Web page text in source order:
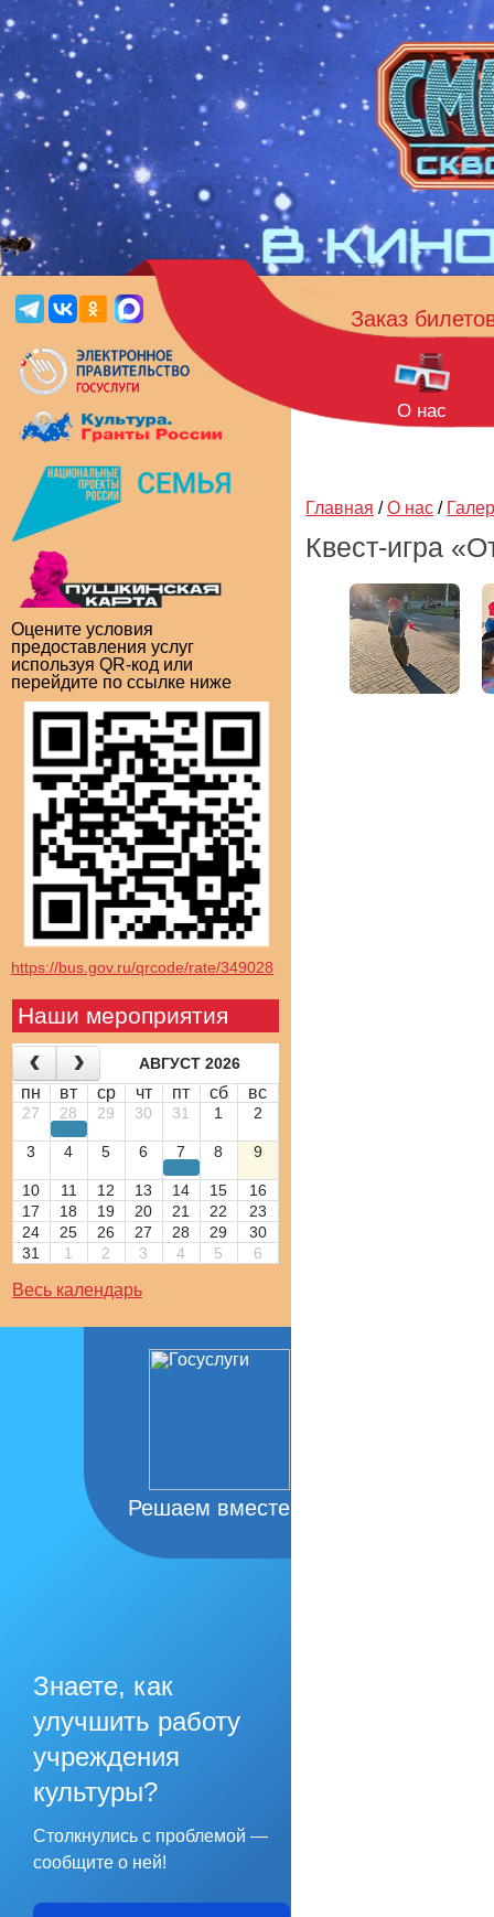
Оцените условия
предоставления услуг
используя QR-код или
перейдите по ссылке ниже
https://bus.gov.ru/qrcode/rate/349028
Наши мероприятия
АВГУСТ 2026
пн вт ср чт пт сб вс
27 28 29 30 31 1 2
3 4 5 6 7 8 9
10 11 12 13 14 15
16
17
18 19 20 21 22
23
24
25 26 27 28 29
30
31
1 2 3 4 5 6
Весь календарь
Решаем вместе
Знаете, как
улучшить работу
учреждения
культуры?
Столкнулись с проблемой —
сообщите о ней!
Заказ
О нас
Главная / О нас /
Квест-игра